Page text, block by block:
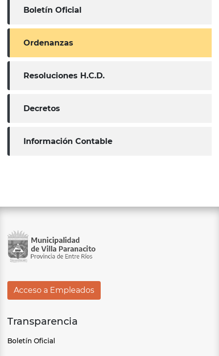
Boletín Oficial
Ordenanzas
Resoluciones H.C.D.
Decretos
Información Contable
Acceso a Empleados
Transparencia
Boletín Oficial